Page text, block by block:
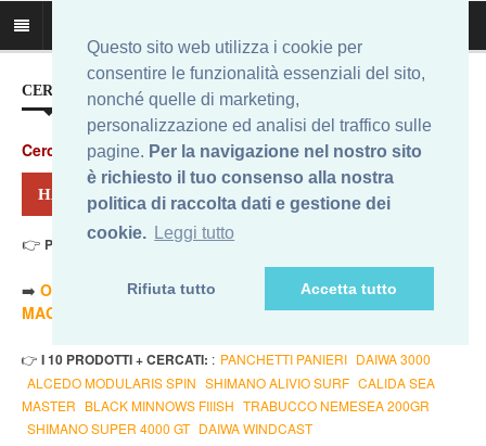
Questo sito web utilizza i cookie per
consentire le funzionalità essenziali del sito,
nonché quelle di marketing,
personalizzazione ed analisi del traffico sulle
pagine. Per la navigazione nel nostro sito
è richiesto il tuo consenso alla nostra
politica di raccolta dati e gestione dei
cookie. Leggi tutto
Rifiuta tutto Accetta tutto
CERCA IL MIGLIOR PREZZO...
Cerca
HAI CERCATO: TUBERTINI TROTA
👉 Prezzo Min. 1,84 Eur - Prezzo Max 420,70 Eur
➡️ ORDINA PER PREZZO MINORE
ORDINA PER PREZZO
MAGGIORE
- 🔥TUTTI
👉 I 10 PRODOTTI + CERCATI: : PANCHETTI PANIERI DAIWA 3000
ALCEDO MODULARIS SPIN SHIMANO ALIVIO SURF CALIDA SEA
MASTER BLACK MINNOWS FIIISH TRABUCCO NEMESEA 200GR
SHIMANO SUPER 4000 GT DAIWA WINDCAST